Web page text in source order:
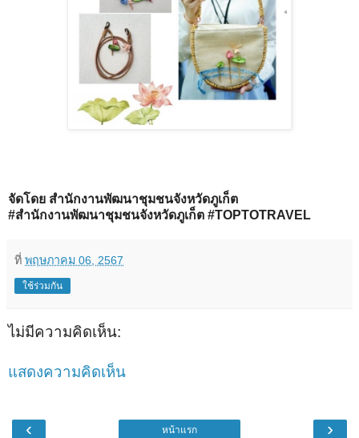
จัดโดย สำนักงานพัฒนาชุมชนจังหวัดภูเก็ต
#สำนักงานพัฒนาชุมชนจังหวัดภูเก็ต #TOPTOTRAVEL
ที่ พฤษภาคม 06, 2567
ใช้ร่วมกัน
ไม่มีความคิดเห็น:
แสดงความคิดเห็น
‹ ›
หน้าแรก